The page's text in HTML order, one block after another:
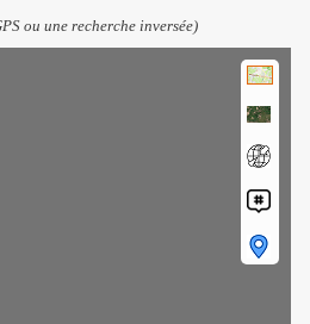
ou une recherche inversée)